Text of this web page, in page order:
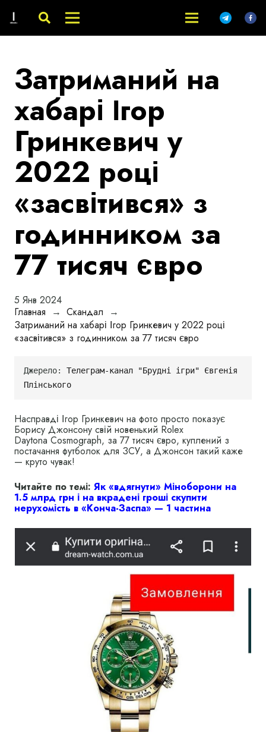
Затриманий на
хабарі Ігор
Гринкевич у
2022 році
«засвітився» з
годинником за
77 тисяч євро
5 Янв 2024
Главная
→ Скандал
→
Затриманий на хабарі Ігор Гринкевич у 2022 році
«засвітився» з годинником за 77 тисяч євро
Джерело: Телеграм-канал "Брудні ігри" Євгенія
Плінського
Насправді Ігор Гринкевич на фото просто показує
Борису Джонсону свій новенький Rolex
Daytona Cosmograph, за 77 тисяч євро, куплений з
постачання футболок для ЗСУ, а Джонсон такий каже
— круто чувак!
Читайте по темі: Як «вдягнути» Міноборони на
1.5 млрд грн і на вкрадені гроші скупити
нерухомість в «Конча-Заспа» — 1 частина